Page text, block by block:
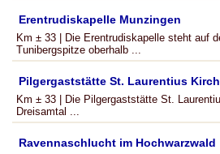
Erentrudiskapelle Munzingen
Km ± 33 | Die Erentrudiskapelle steht auf
Tunibergspitze oberhalb ...
Pilgergaststätte St. Laurentius
Km ± 33 | Die Pilgergaststätte St.
Dreisamtal ...
Ravennaschlucht im Hochwarzwald